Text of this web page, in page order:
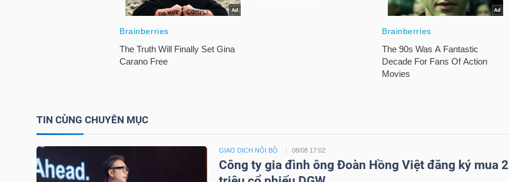
TIN CÙNG CHUYÊN MỤC
GIAO DỊCH NỘI BỘ 08/08 17:02
Công ty gia đình ông Đoàn Hồng Việt đăng ký mua 2
CÔNG
ĐẦU